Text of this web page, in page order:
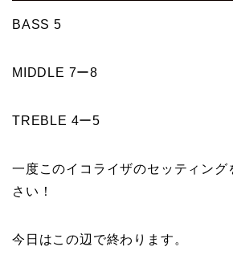
BASS 5
MIDDLE 7ー8
TREBLE 4ー5
一度このイコライザのセッティング
さい！
今日はこの辺で終わります。